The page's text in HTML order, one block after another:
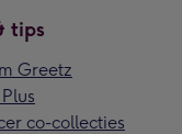
tips
Greetz
co-collecties